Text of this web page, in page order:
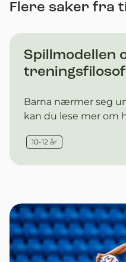
Flere saker fra
Spillmodellen
Barna nærmer seg
kan du lese mer om
10-12 år